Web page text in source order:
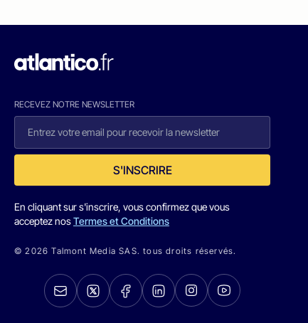
RECEVEZ NOTRE NEWSLETTER
S'INSCRIRE
En cliquant sur s'inscrire, vous confirmez que vous
acceptez nosTermes et Conditions
© 2026 Talmont Media SAS. tous droits réservés.